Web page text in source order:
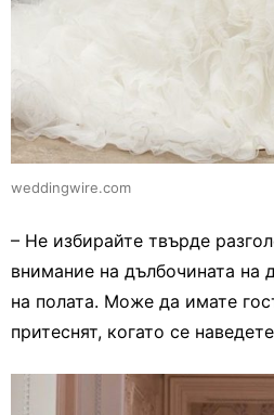
weddingwire.com
– Не избирайте твърде
внимание на дълбочината на
на полата. Може да имате
притеснят, когато се